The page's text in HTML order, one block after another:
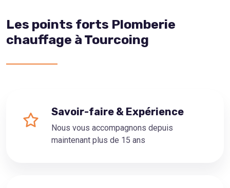
Les points forts Plomberie
chauffage à Tourcoing
Savoir-faire & Expérience
Nous vous accompagnons depuis
maintenant plus de 15 ans